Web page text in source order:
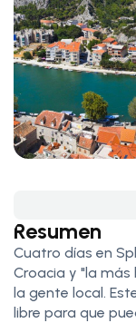
Resumen
Cuatro días en
Croacia y "la
la gente local.
libre para que